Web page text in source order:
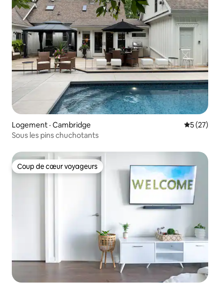
Logement · Cambridge Note
5 (27)
Sous les pins chuchotants
Coup de cœur voyageurs
Coup de cœur voyageurs